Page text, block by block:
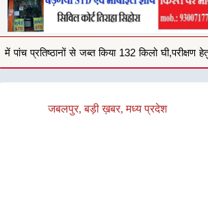
किलो घी,परीक्षण हेतु लिये नमूने कच्चे सड़क से
जबलपुर,बड़ी ख़बर,मध्य प्रदेश